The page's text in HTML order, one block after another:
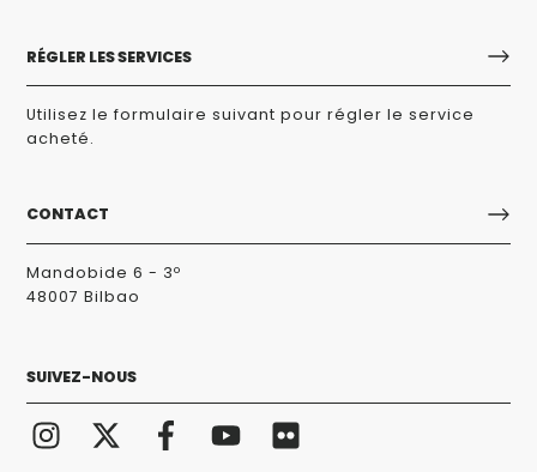
RÉGLER LES SERVICES
Utilisez le formulaire suivant pour régler le service
acheté.
CONTACT
Mandobide 6 - 3º
48007 Bilbao
SUIVEZ-NOUS